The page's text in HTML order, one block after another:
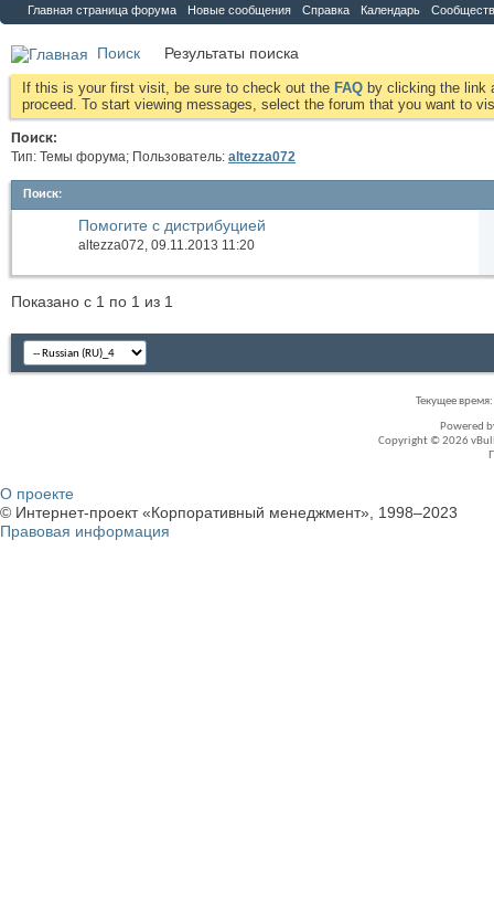
Главная страница форума Новые сообщения Справка Календарь
Поиск Результаты поиска
If this is your first visit, be sure to check out the FAQ by clicking the link
proceed. To start viewing messages, select the forum that you want to
Поиск:
Тип: Темы форума; Пользователь: altezza072
Поиск:
Помогите с дистрибуцией
altezza072, 09.11.2013 11:20
Показано с 1 по 1 из 1
Текущее время:
Powered
Copyright © 2026
О проекте
© Интернет-проект «Корпоративный менеджмент», 1998–2023
Правовая информация